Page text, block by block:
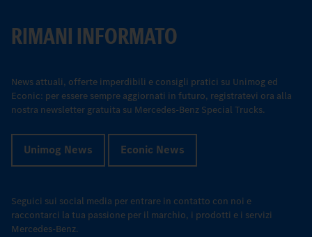
RIMANI INFORMATO
News attuali, offerte imperdibili e consigli pratici su Unimog ed
Econic: per essere sempre aggiornati in futuro, registratevi ora alla
nostra newsletter gratuita su Mercedes-Benz Special Trucks.
Unimog News Econic News
Seguici sui social media per entrare in contatto con noi e
raccontarci la tua passione per il marchio, i prodotti e i servizi
Mercedes-Benz.